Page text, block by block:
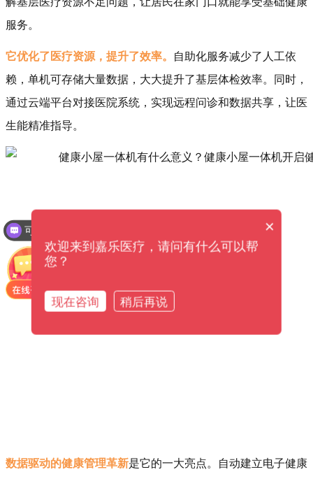
服务。
它优化了医疗资源，提升了效率。
自助化服务减少了人工依
赖，单机可存储大量数据，大大提升了基层体检效率。同时，
通过云端平台对接医院系统，实现远程问诊和数据共享，让医
生能精准指导。
数据驱动的健康管理革新是它的一大亮点。自动建立电子健康
可以提供解决方案吗？ ×
欢迎来到嘉乐医疗，请问有什么可以帮
您？
现在咨询 稍后再说